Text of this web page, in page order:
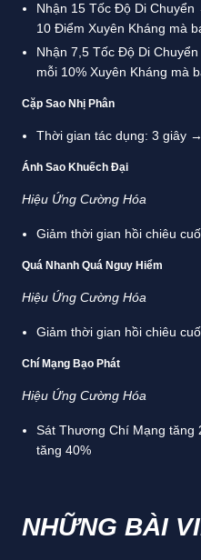
Nhận 15 Tốc Độ Di
10 Điểm Xuyên Kháng mà
Nhận 7,5 Tốc Độ Di
mỗi 10% Xuyên Kháng mà
Cặp Sao Nhị Phân
Thời gian tác dụng: 3 giây
Ánh Sao Khuếch Đại
Hiệu Ứng Cường Hóa
Giảm thời gian hồi chiêu
Quá Nhanh Quá Nguy Hiểm
Hiệu Ứng Cường Hóa
Giảm thời gian hồi chiêu
Chí Mạng Bạo Phát
Hiệu Ứng Cường Hóa
Sát Thương Chí Mạng
tăng 40%
NHỮNG BÀI